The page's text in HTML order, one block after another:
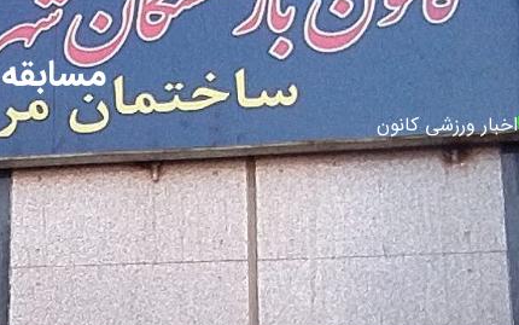
اخبار ورزشی کانون